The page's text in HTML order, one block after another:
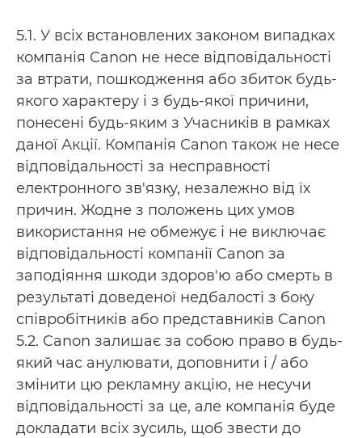
5.1. У всіх встановлених законом випадках
компанія Canon не несе відповідальності
за втрати, пошкодження або збиток будь-
якого характеру і з будь-якої причини,
понесені будь-яким з Учасників в рамках
даної Акції. Компанія Canon також не несе
відповідальності за несправності
електронного зв'язку, незалежно від їх
причин. Жодне з положень цих умов
використання не обмежує і не виключає
відповідальності компанії Canon за
заподіяння шкоди здоров'ю або смерть в
результаті доведеної недбалості з боку
співробітників або представників Canon
5.2. Canon залишає за собою право в будь-
який час анулювати, доповнити і / або
змінити цю рекламну акцію, не несучи
відповідальності за це, але компанія буде
докладати всіх зусиль, щоб звести до